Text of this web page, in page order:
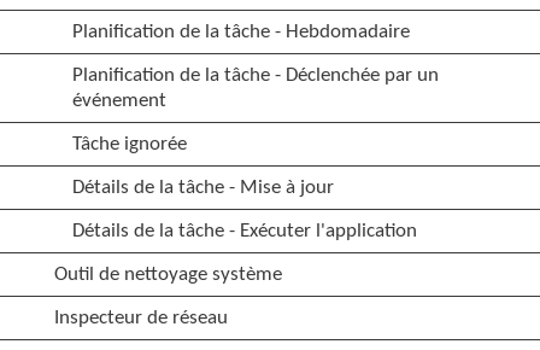
Planification de la tâche - Hebdomadaire
Planification de la tâche - Déclenchée par un
événement
Tâche ignorée
Détails de la tâche - Mise à jour
Détails de la tâche - Exécuter l'application
Outil de nettoyage système
Inspecteur de réseau